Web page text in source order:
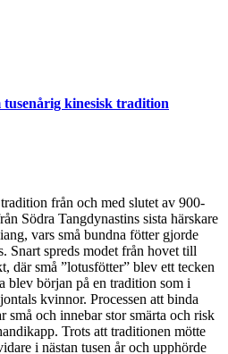
kinesisk tradition
från och med slutet av 900-
Södra Tangdynastins sista härskare
vars små bundna fötter gjorde
Snart spreds modet från hovet till
där små ”lotusfötter” blev ett tecken
blev början på en tradition som i
kvinnor. Processen att binda
små och innebar stor smärta och risk
Trots att traditionen mötte
i nästan tusen år och upphörde